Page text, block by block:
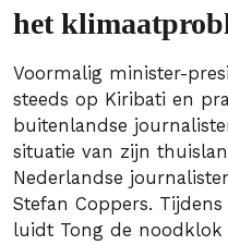
het
Voormalig minister-
steeds op Kiribati en
buitenlandse
situatie van zijn
Nederlandse
Stefan Coppers. Tijdens
luidt Tong de